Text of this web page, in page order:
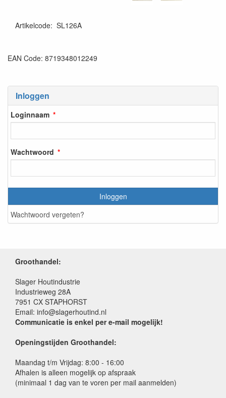
Inloggen
Loginnaam
Wachtwoord
Inloggen
Wachtwoord vergeten?
Artikelcode: SL126A
EAN Code: 8719348012249
Groothandel:
Slager Houtindustrie
Industrieweg 28A
7951 CX STAPHORST
Email: info@slagerhoutind.nl
Communicatie is enkel per e-mail mogelijk!
Openingstijden Groothandel:
Maandag t/m Vrijdag: 8:00 - 16:00
Afhalen is alleen mogelijk op afspraak
(minimaal 1 dag van te voren per mail aanmelden)